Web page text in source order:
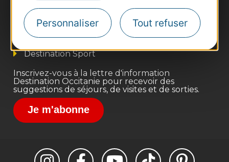
Personnaliser Tout refuser
Pros d'Occitanie
Site presse et d'influence
Voyagistes
Destination Sport
Inscrivez-vous à la lettre d'information
Destination Occitanie pour recevoir des
suggestions de séjours, de visites et de sorties.
Je m'abonne